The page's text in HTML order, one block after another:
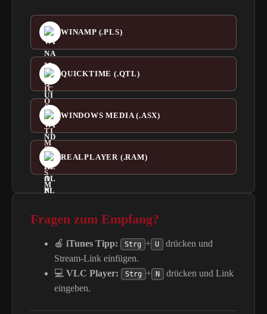
WINAMP (.PLS)
QUICKTIME (.QTL)
WINDOWS MEDIA (.ASX)
REALPLAYER (.RAM)
Fragen zum Empfang?
🍎 iTunes Tipp: Strg + U
drücken und
Stream-Link einfügen.
💻 VLC Player: Strg + N
drücken und Link
eingeben.